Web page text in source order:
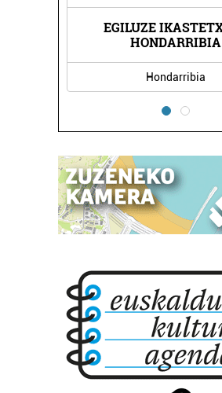
EGILUZE IKASTETXEA -
HONDARRIBIA